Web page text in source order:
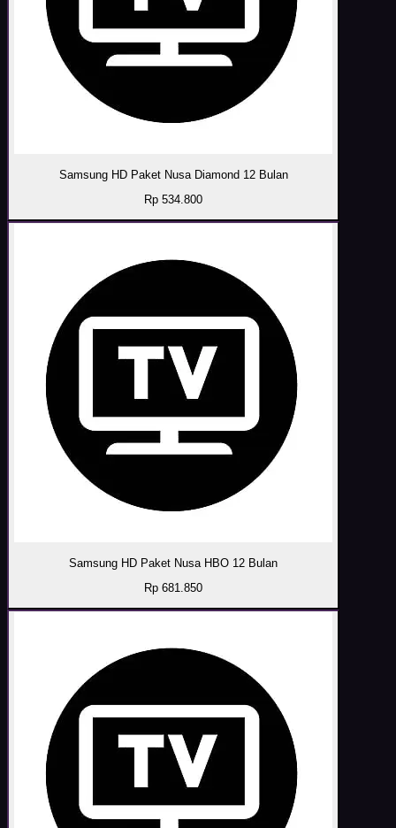
Samsung HD Paket Nusa Diamond 12 Bulan
Rp 534.800
Samsung HD Paket Nusa HBO 12 Bulan
Rp 681.850